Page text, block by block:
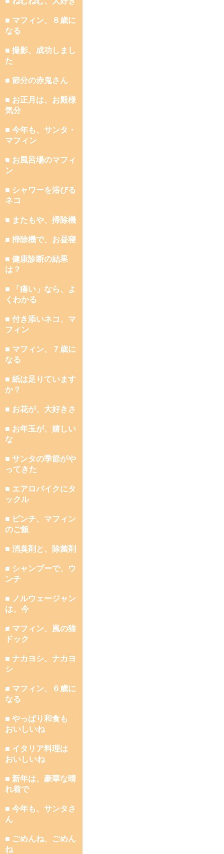
■ マフィン、８歳に
なる
■ 撮影、成功しまし
た
■ 節分の赤鬼さん
■ お正月は、お殿様
気分
■ 今年も、サンタ・
マフィン
■ お風呂場のマフィ
ン
■ シャワーを浴びる
ネコ
■ またもや、掃除機
■ 掃除機で、お昼寝
■ 健康診断の結果
は？
■ 「痛い」なら、よ
くわかる
■ 付き添いネコ、マ
フィン
■ マフィン、７歳に
なる
■ 紙は足りています
か？
■ お花が、大好きさ
■ お年玉が、嬉しい
な
■ サンタの季節がや
ってきた
■ エアロバイクにタ
ックル
■ ピンチ、マフィン
のご飯
■ 消臭剤と、除菌剤
■ シャンプーで、ウ
ンチ
■ ノルウェージャン
は、今
■ マフィン、嵐の猫
ドック
■ ナカヨシ、ナカヨ
シ
■ マフィン、６歳に
なる
■ やっぱり和食も
おいしいね
■ イタリア料理は
おいしいね
■ 新年は、豪華な晴
れ着で
■ 今年も、サンタさ
ん
■ ごめんね、ごめん
ね